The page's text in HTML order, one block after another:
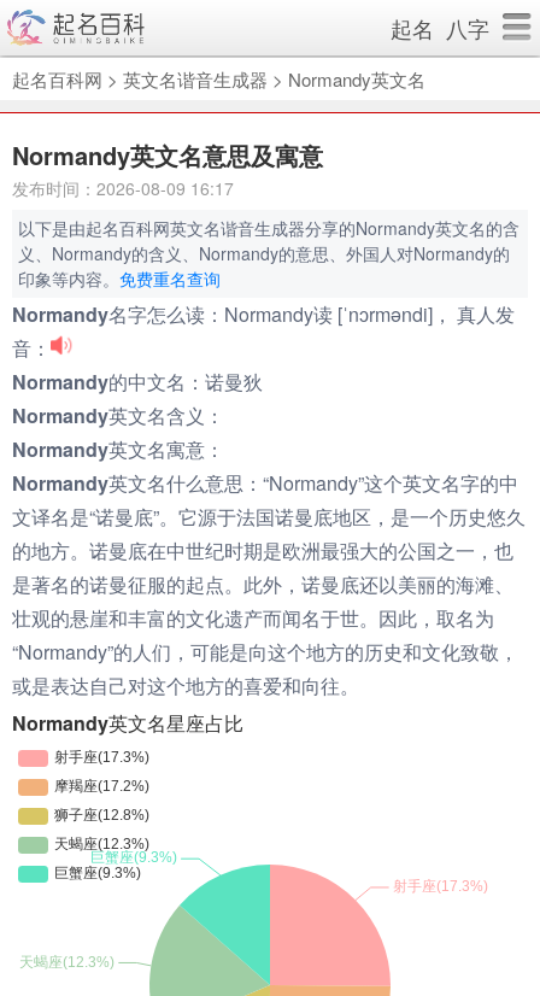
起名 八字
起名百科网 > 英文名谐音生成器 > Normandy英文名
Normandy英文名意思及寓意
发布时间：2026-08-09 16:17
以下是由起名百科网英文名谐音生成器分享的Normandy英文名的含
义、Normandy的含义、Normandy的意思、外国人对Normandy的
印象等内容。 免费重名查询
Normandy名字怎么读： Normandy读 [ˈnɔrməndi]， 真人发
音：
Normandy的中文名： 诺曼狄
Normandy英文名含义：
Normandy英文名寓意：
Normandy英文名什么意思： “Normandy”这个英文名字的中
文译名是“诺曼底”。它源于法国诺曼底地区，是一个历史悠久
的地方。诺曼底在中世纪时期是欧洲最强大的公国之一，也
是著名的诺曼征服的起点。此外，诺曼底还以美丽的海滩、
壮观的悬崖和丰富的文化遗产而闻名于世。因此，取名为
“Normandy”的人们，可能是向这个地方的历史和文化致敬，
或是表达自己对这个地方的喜爱和向往。
Normandy英文名星座占比